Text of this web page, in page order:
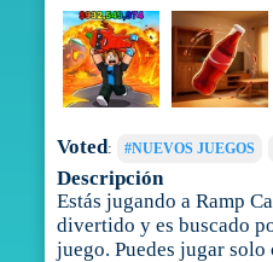
Voted: #NUEVOS JUEGOS
Descripción
Estás jugando a Ramp
divertido y es buscado
juego. Puedes jugar